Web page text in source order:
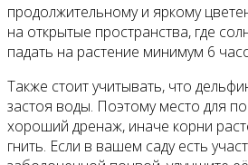
продолжительному и яркому
на открытые пространства, где
падать на растение минимум 6
Также стоит учитывать, что
застоя воды. Поэтому место для
хороший дренаж, иначе корни
гнить. Если в вашем саду есть